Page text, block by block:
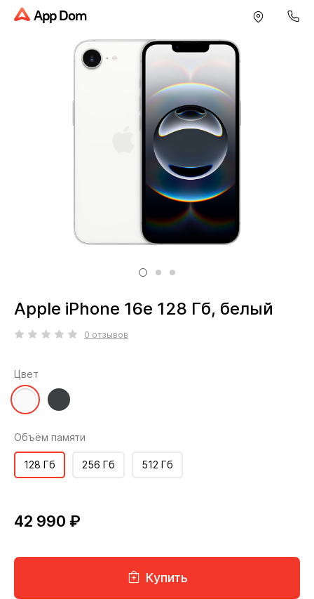
App Dom
Apple iPhone 16e 128 Гб, белый
0 отзывов
Цвет
Объём памяти
128 Гб 256 Гб 512 Гб
42 990 ₽
Купить